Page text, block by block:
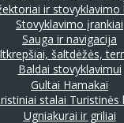
ir stovyklavimo
Stovyklavimo įrankiai
Sauga ir navigacija
šaltdėžės,
Baldai stovyklavimui
Gultai Hamakai
stalai Turistinės
Ugniakurai ir griliai